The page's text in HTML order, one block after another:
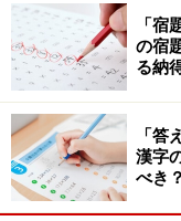
からいくらでも変
常にネガテ
どもが感じて
ほめて育てている
「
の宿
る納
「
漢字
べき？